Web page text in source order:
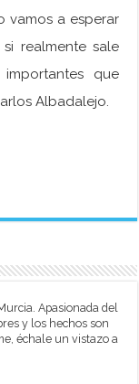
vamos a esperar
realmente sale
que
Albadalejo.
Apasionada del
y los hechos son
échale un vistazo a